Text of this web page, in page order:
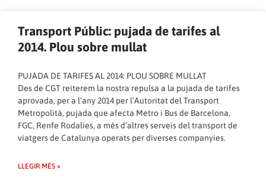
Transport Públic: pujada de tarifes al
2014. Plou sobre mullat
PUJADA DE TARIFES AL 2014: PLOU SOBRE MULLAT
Des de CGT reiterem la nostra repulsa a la pujada de tarifes
aprovada, per a l’any 2014 per l’Autoritat del Transport
Metropolità, pujada que afecta Metro i Bus de Barcelona, ​​
FGC, Renfe Rodalies, a més d’altres serveis del transport de
viatgers de Catalunya operats per diverses companyies.
LLEGIR MÉS »